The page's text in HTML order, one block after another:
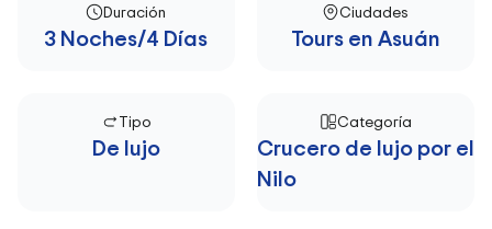
Duración
3 Noches/4 Días
Ciudades
Tours en Asuán
Tipo
De lujo
Categoría
Crucero de lujo por el
Nilo